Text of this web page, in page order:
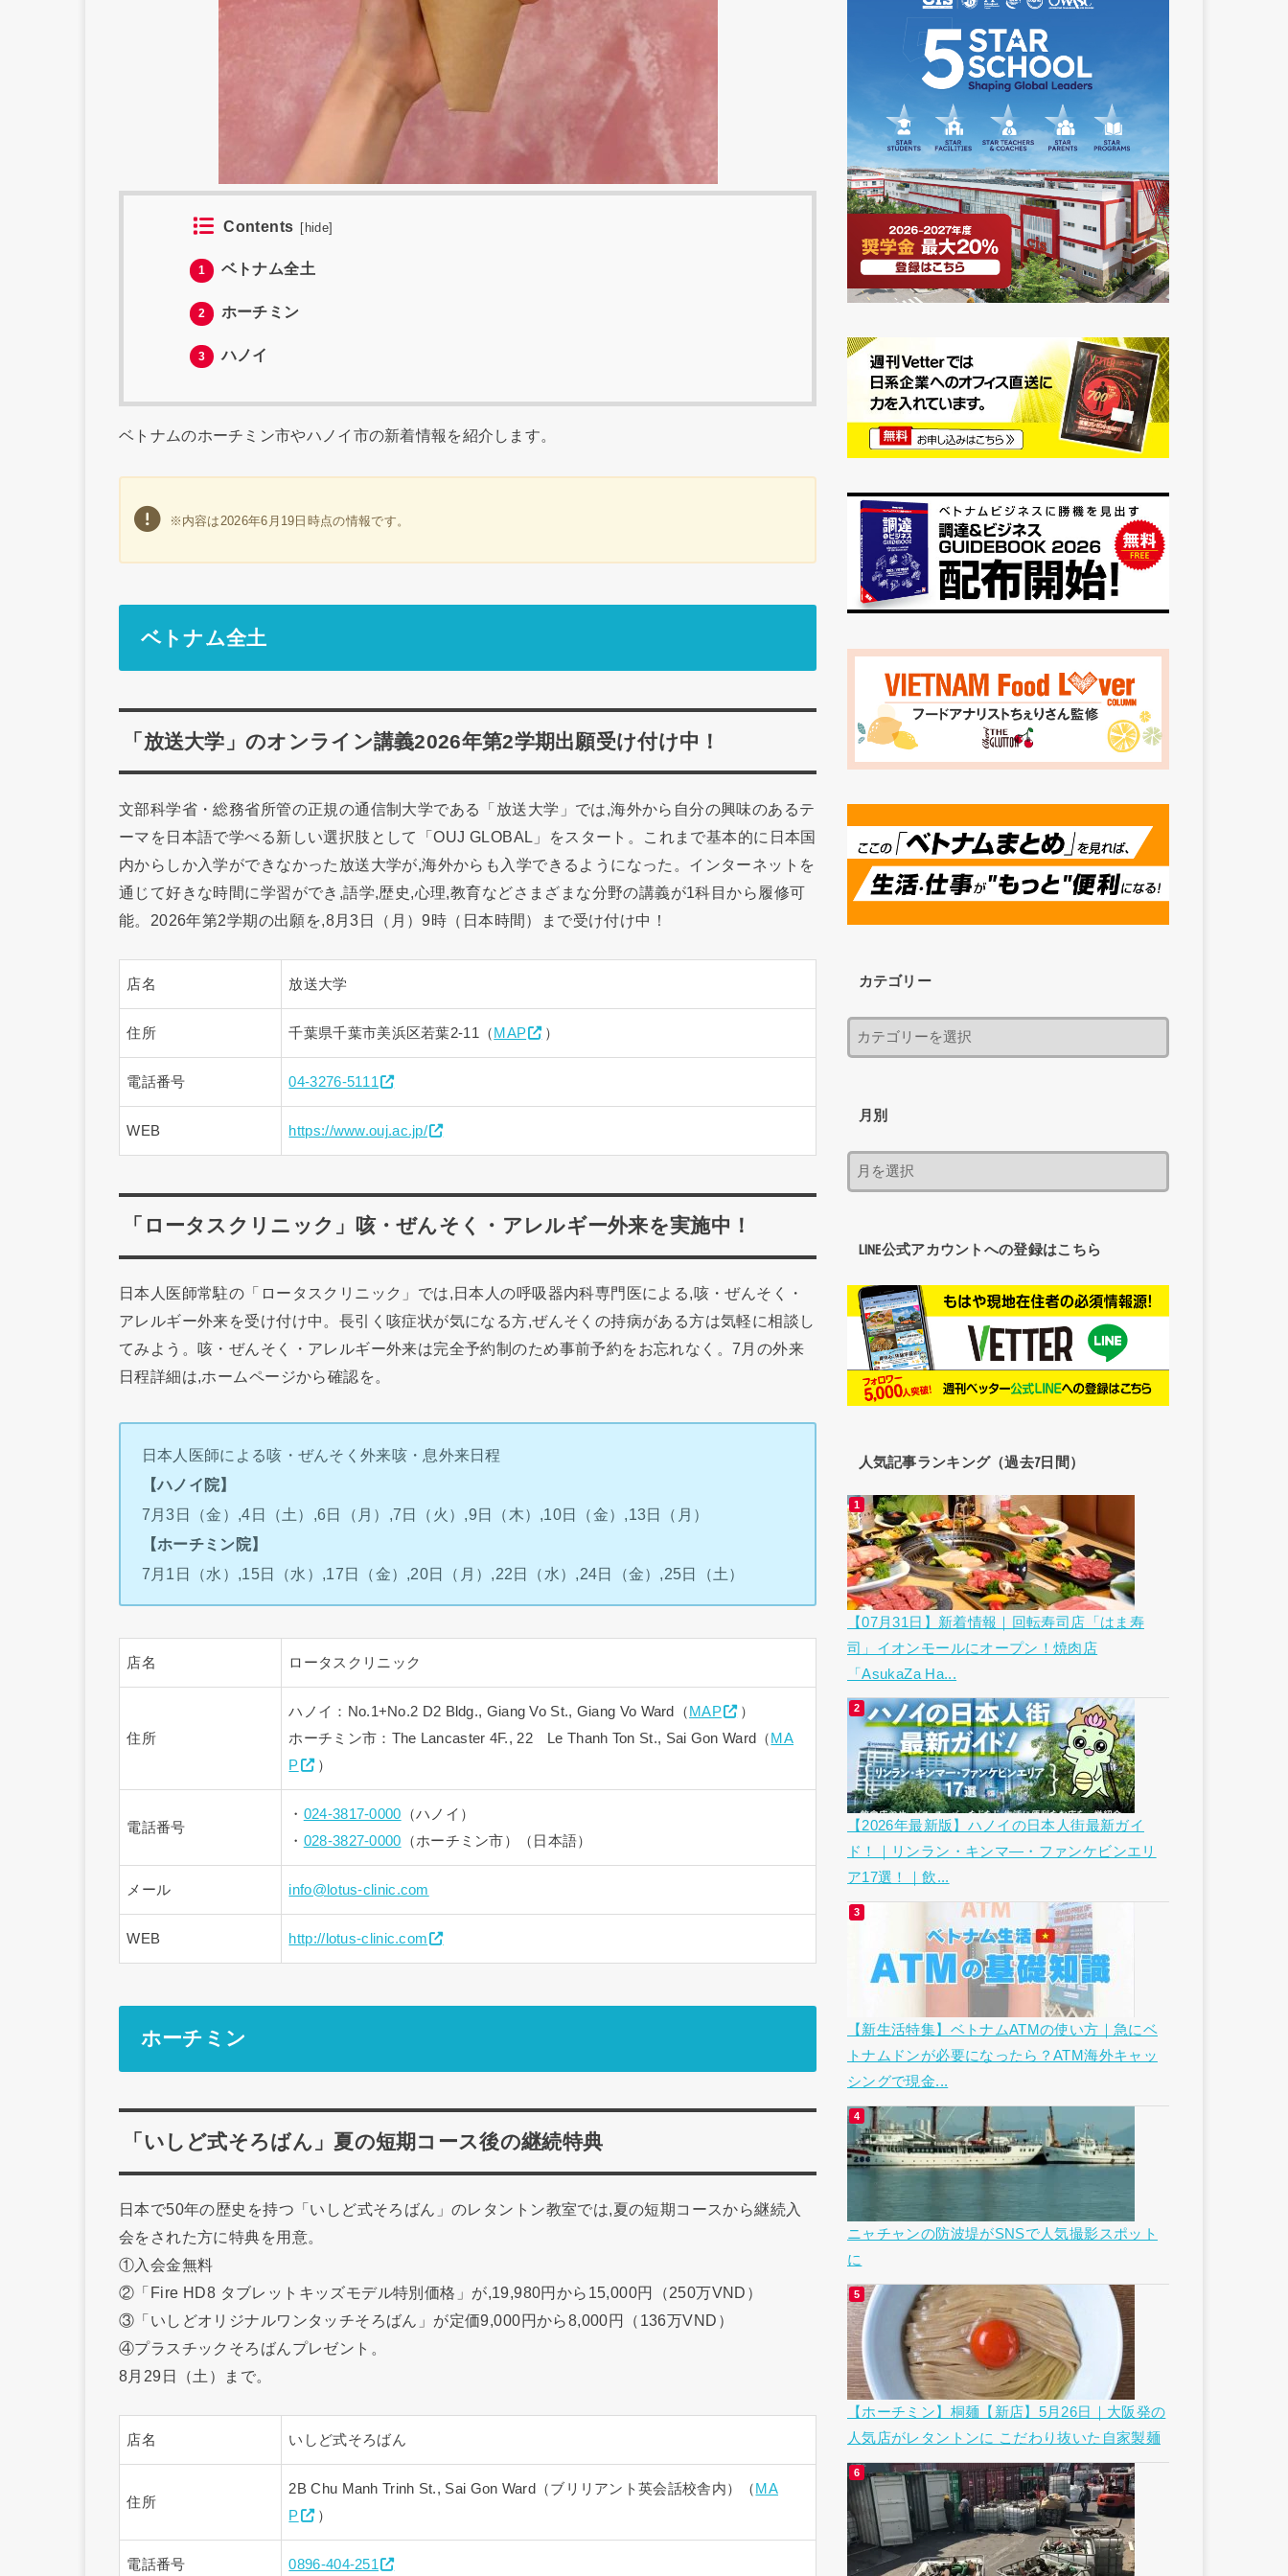
Contents [ hide]
1 ベトナム全土
2 ホーチミン
3 ハノイ
ベトナムのホーチミン市やハノイ市の新着情報を紹介します。
※内容は2026年6月19日時点の情報です。
ベトナム全土
「放送大学」のオンライン講義2026年第2学期出願受け付け中！
文部科学省・総務省所管の正規の通信制大学である「放送大学」では,海外から自分の興味のあるテ
ーマを日本語で学べる新しい選択肢として「OUJ GLOBAL」をスタート。これまで基本的に日本国
内からしか入学ができなかった放送大学が,海外からも入学できるようになった。インターネットを
通じて好きな時間に学習ができ,語学,歴史,心理,教育などさまざまな分野の講義が1科目から履修可
能。2026年第2学期の出願を,8月3日（月）9時（日本時間）まで受け付け中！
店名 放送大学
住所 千葉県千葉市美浜区若葉2-11（ MAP ）
電話番号 04-3276-5111
WEB https://www.ouj.ac.jp/
「ロータスクリニック」咳・ぜんそく・アレルギー外来を実施中！
日本人医師常駐の「ロータスクリニック」では,日本人の呼吸器内科専門医による,咳・ぜんそく・
アレルギー外来を受け付け中。長引く咳症状が気になる方,ぜんそくの持病がある方は気軽に相談し
てみよう。咳・ぜんそく・アレルギー外来は完全予約制のため事前予約をお忘れなく。7月の外来
日程詳細は,ホームページから確認を。
日本人医師による咳・ぜんそく外来咳・息外来日程
【ハノイ院】
7月3日（金）,4日（土）,6日（月）,7日（火）,9日（木）,10日（金）,13日（月）
【ホーチミン院】
7月1日（水）,15日（水）,17日（金）,20日（月）,22日（水）,24日（金）,25日（土）
店名 ロータスクリニック
住所
ハノイ：No.1+No.2 D2 Bldg., Giang Vo St., Giang Vo Ward（ MAP
）
ホーチミン市：The Lancaster 4F., 22 Le Thanh Ton St., Sai Gon Ward（ MA
P
）
電話番号
・ 024-3817-0000 （ハノイ）
・ 028-3827-0000 （ホーチミン市）（日本語）
メール info@lotus-clinic.com
WEB http://lotus-clinic.com
ホーチミン
「いしど式そろばん」夏の短期コース後の継続特典
日本で50年の歴史を持つ「いしど式そろばん」のレタントン教室では,夏の短期コースから継続入
会をされた方に特典を用意。
①入会金無料
②「Fire HD8 タブレットキッズモデル特別価格」が,19,980円から15,000円（250万VND）
③「いしどオリジナルワンタッチそろばん」が定価9,000円から8,000円（136万VND）
④プラスチックそろばんプレゼント。
8月29日（土）まで。
店名 いしど式そろばん
住所
2B Chu Manh Trinh St., Sai Gon Ward（ブリリアント英会話校舎内）（ MA
P
）
電話番号 0896-404-251
カテゴリー
月別
LINE公式アカウントへの登録はこちら
人気記事ランキング（過去7日間）
【07月31日】新着情報｜回転寿司店「はま寿
司」イオンモールにオープン！焼肉店
「AsukaZa Ha...
【2026年最新版】ハノイの日本人街最新ガイ
ド！｜リンラン・キンマ―・ファンケビンエリ
ア17選！｜飲...
【新生活特集】ベトナムATMの使い方｜急にベ
トナムドンが必要になったら？ATM海外キャッ
シングで現金...
ニャチャンの防波堤がSNSで人気撮影スポット
に
【ホーチミン】桐麺【新店】5月26日｜大阪発の
人気店がレタントンに こだわり抜いた自家製麺